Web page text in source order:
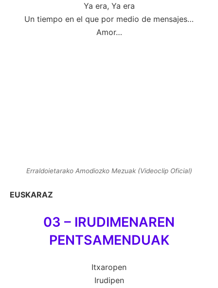
Ya era, Ya era
Un tiempo en el que por medio de mensajes…
Amor…
Erraldoietarako Amodiozko Mezuak (Videoclip Oficial)
EUSKARAZ
03 – IRUDIMENAREN
PENTSAMENDUAK
Itxaropen
Irudipen